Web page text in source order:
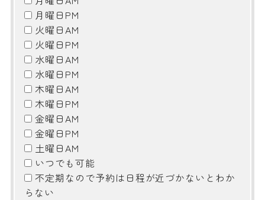
月曜日PM
火曜日AM
火曜日PM
水曜日AM
水曜日PM
木曜日AM
木曜日PM
金曜日AM
金曜日PM
土曜日AM
いつでも可能
不定期なので予約は日程が近づかないとわか
らない